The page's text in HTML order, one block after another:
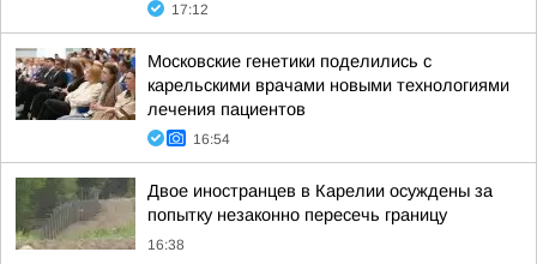
17:12
Московские генетики поделились с
карельскими врачами новыми технологиями
лечения пациентов
16:54
Двое иностранцев в Карелии осуждены за
попытку незаконно пересечь границу
16:38